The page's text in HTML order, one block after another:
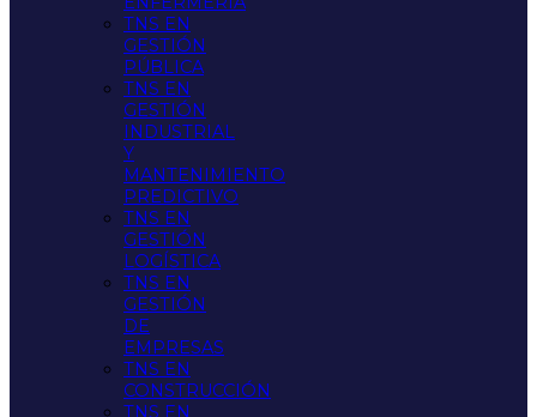
TNS EN
GESTIÓN
PÚBLICA
TNS EN
GESTIÓN
INDUSTRIAL
Y
MANTENIMIENTO
PREDICTIVO
TNS EN
GESTIÓN
LOGÍSTICA
TNS EN
GESTIÓN
DE
EMPRESAS
TNS EN
CONSTRUCCIÓN
TNS EN